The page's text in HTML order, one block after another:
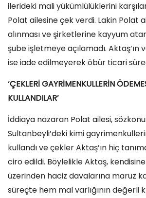
ilerideki mali yükümlülüklerini
Polat ailesine çek verdi. Lakin Polat
alınması ve şirketlerine kayyum
şube işletmeye açılamadı.
ise iade edilmeyerek öbür ticari
‘ÇEKLERİ GAYRİMENKULLERİN
KULLANDILAR’
İddiaya nazaran Polat ailesi,
Sultanbeyli’deki kimi
kullandı ve çekler Aktaş’ın hiç
ciro edildi. Böylelikle Aktaş,
üzerinden haciz davalarına maruz
süreçte hem mal varlığının değerli